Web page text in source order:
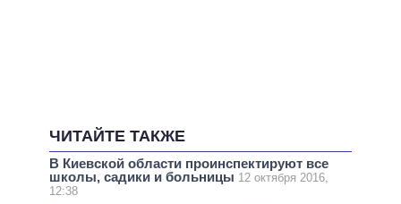
ЧИТАЙТЕ ТАКЖЕ
В Киевской области проинспектируют все
школы, садики и больницы 12 октября 2016,
12:38